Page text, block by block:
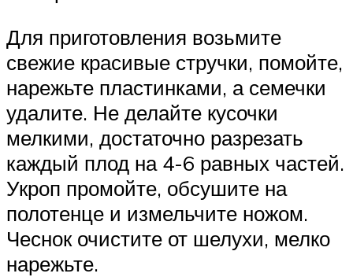
Для приготовления возьмите
свежие красивые стручки, помойте,
нарежьте пластинками, а семечки
удалите. Не делайте кусочки
мелкими, достаточно разрезать
каждый плод на 4-6 равных частей.
Укроп промойте, обсушите на
полотенце и измельчите ножом.
Чеснок очистите от шелухи, мелко
нарежьте.